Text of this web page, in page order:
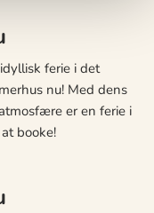
ferie i det
nu! Med dens
er en ferie i
booke!